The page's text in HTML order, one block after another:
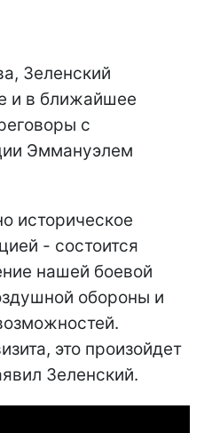
Зеленский
и в ближайшее
с
Эммануэлем
историческое
- состоится
нашей боевой
обороны и
это произойдет
Зеленский.